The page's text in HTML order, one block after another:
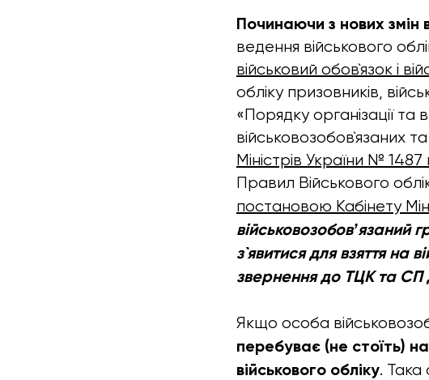
Починаючи з нових змін
ведення військового
військовий обов`язок і
обліку призовників,
«Порядку організації та
військовозобов`язаних
Міністрів України №
Правил Військового
постановою Кабінету
військовозобовʼязаний
з`явитися для взяття на
звернення до ТЦК та СП
Якщо особа
перебуває (не стоїть)
військового обліку. Така